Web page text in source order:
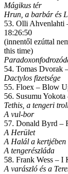
Mágikus tér
Hrun, a barbár és
53. Olli Ahvenlahti
18:26:50
(innentől ezúttal
this time)
54. Tomas Dvorak
Dactylos fizetsége
55. Floex – Blow
56. Susumu
Tethis, a tengeri
A vul-bor
57. Donald Byrd –
A Herület
A Halál a kertjében
A tengerészláda
58. Frank Wess – I
A varászló és a